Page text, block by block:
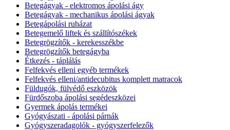
Betegágyak - elektromos ápolási ágy
Betegágyak - mechanikus ápolási ágyak
Betegápolási ruházat
Betegemelő liftek és szállítószékek
Betegrögzítők - kerekesszékbe
Betegrögzítők betegágyba
Étkezés - táplálás
Felfekvés elleni egyéb termékek
Felfekvés elleni/antidecubitus komplett matracok
Füldugók, fülvédő eszközök
Fürdőszoba ápolási segédeszközei
Gyermek ápolás termékei
Gyógyászati - ápolási párnák
Gyógyszeradagolók - gyógyszerfelezők